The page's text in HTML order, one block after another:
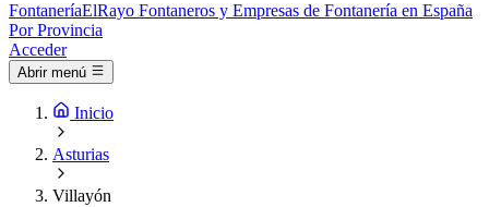
FontaneríaElRayo Fontaneros y Empresas de Fontanería en España
Por Provincia
Acceder
Abrir menú
Inicio
Asturias
Villayón